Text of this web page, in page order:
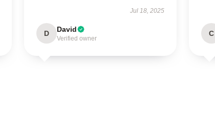
Jul 18, 2025
D David
Verified owner
C